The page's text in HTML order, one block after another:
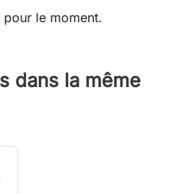
le moment.
dans la même